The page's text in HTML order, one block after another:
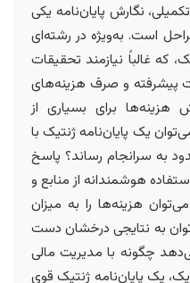
نگارش پایان‌نامه یکی
است. به‌ویژه در رشته‌ای
که غالباً نیازمند تحقیقات
پیشرفته و صرف هزینه‌های
برای بسیاری از
یک پایان‌نامه ژنتیک با
به سرانجام رساند؟ پاسخ
هوشمندانه از منابع و
می‌توان هزینه‌ها را به میزان
به نتایجی درخشان دست
چگونه با مدیریت مالی
یک پایان‌نامه ژنتیک قوی